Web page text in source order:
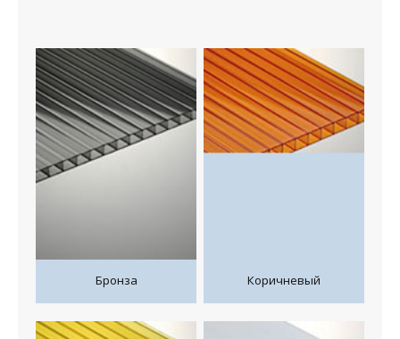
Бронза Коричневый